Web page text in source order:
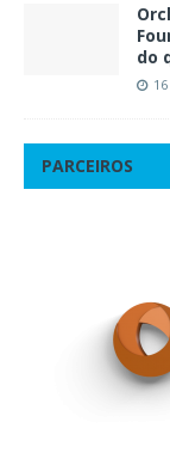
do
PARCEIROS